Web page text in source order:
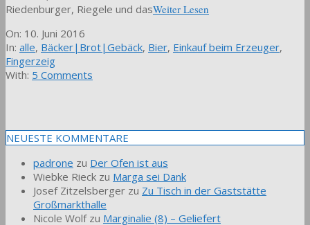
Riedenburger, Riegele und dasWeiter Lesen
2016-
06-
10
On: 10. Juni 2016
In: alle, Bäcker|Brot|Gebäck, Bier, Einkauf beim Erzeuger,
Fingerzeig
With: 5 Comments
NEUESTE KOMMENTARE
padrone zu Der Ofen ist aus
Wiebke Rieck zu Marga sei Dank
Josef Zitzelsberger zu Zu Tisch in der Gaststätte
Großmarkthalle
Nicole Wolfzu Marginalie (8) – Geliefert